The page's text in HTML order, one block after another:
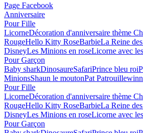
Page Facebook
Anniversaire
Pour Fille
LicorneDécoration d'anniversaire thème
RougeHello Kitty RoseBarbieLa Reine
DisneyLes Minions en roseLicorne avec
Pour Garçon
Baby sharkDinosaureSafariPrince bleu roi
MinionsShaun le moutonPat Patrouille
Pour Fille
LicorneDécoration d'anniversaire thème
RougeHello Kitty RoseBarbieLa Reine
DisneyLes Minions en roseLicorne avec
Pour Garçon